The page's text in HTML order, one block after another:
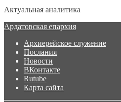
Актуальная аналитика
Ардатовская епархия
Архиерейское служение
Послания
Новости
ВКонтакте
Rutube
Карта сайта